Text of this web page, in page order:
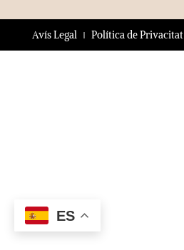
Avís Legal Política de Privacitat
ES